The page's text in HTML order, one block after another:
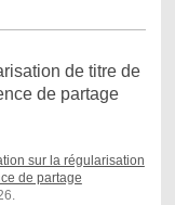
de titre de
de partage
sur la régularisation
de partage